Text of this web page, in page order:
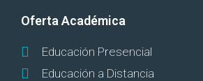
Oferta Académica
Educación Presencial
Educación a Distancia